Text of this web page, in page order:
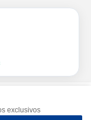
exclusivos